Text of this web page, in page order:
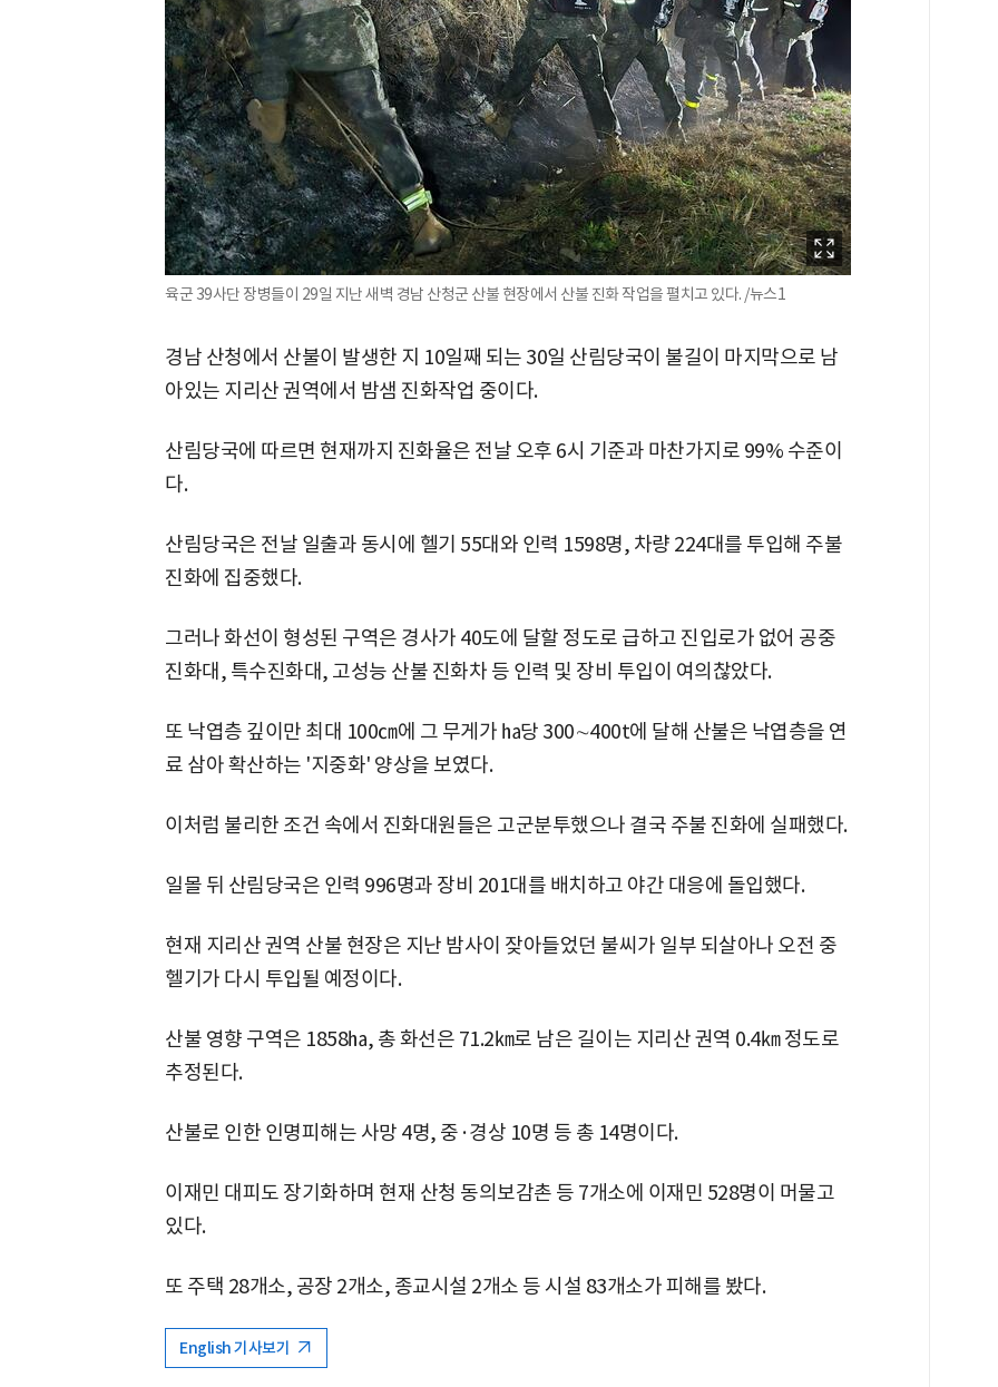
육군 39사단 장병들이 29일 지난 새벽 경남 산청군 산불 현장에서 산불 진화 작업을 펼치고 있다. /뉴스1
경남 산청에서 산불이 발생한 지 10일째 되는 30일 산림당국이 불길이 마지막으로 남
아있는 지리산 권역에서 밤샘 진화작업 중이다.
산림당국에 따르면 현재까지 진화율은 전날 오후 6시 기준과 마찬가지로 99% 수준이
다.
산림당국은 전날 일출과 동시에 헬기 55대와 인력 1598명, 차량 224대를 투입해 주불
진화에 집중했다.
그러나 화선이 형성된 구역은 경사가 40도에 달할 정도로 급하고 진입로가 없어 공중
진화대, 특수진화대, 고성능 산불 진화차 등 인력 및 장비 투입이 여의찮았다.
또 낙엽층 깊이만 최대 100㎝에 그 무게가 ㏊당 300∼400t에 달해 산불은 낙엽층을 연
료 삼아 확산하는 '지중화' 양상을 보였다.
이처럼 불리한 조건 속에서 진화대원들은 고군분투했으나 결국 주불 진화에 실패했다.
일몰 뒤 산림당국은 인력 996명과 장비 201대를 배치하고 야간 대응에 돌입했다.
현재 지리산 권역 산불 현장은 지난 밤사이 잦아들었던 불씨가 일부 되살아나 오전 중
헬기가 다시 투입될 예정이다.
산불 영향 구역은 1858㏊, 총 화선은 71.2㎞로 남은 길이는 지리산 권역 0.4㎞ 정도로
추정된다.
산불로 인한 인명피해는 사망 4명, 중·경상 10명 등 총 14명이다.
이재민 대피도 장기화하며 현재 산청 동의보감촌 등 7개소에 이재민 528명이 머물고
있다.
또 주택 28개소, 공장 2개소, 종교시설 2개소 등 시설 83개소가 피해를 봤다.
English 기사보기